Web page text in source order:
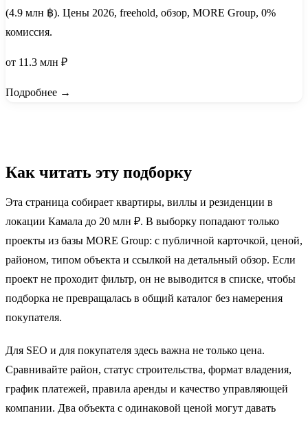
(4.9 млн ฿). Цены 2026, freehold, обзор, MORE Group, 0%
комиссия.
от 11.3 млн ₽
Подробнее →
Как читать эту подборку
Эта страница собирает квартиры, виллы и резиденции в
локации Камала до 20 млн ₽. В выборку попадают только
проекты из базы MORE Group: с публичной карточкой, ценой,
районом, типом объекта и ссылкой на детальный обзор. Если
проект не проходит фильтр, он не выводится в списке, чтобы
подборка не превращалась в общий каталог без намерения
покупателя.
Для SEO и для покупателя здесь важна не только цена.
Сравнивайте район, статус строительства, формат владения,
график платежей, правила аренды и качество управляющей
компании. Два объекта с одинаковой ценой могут давать